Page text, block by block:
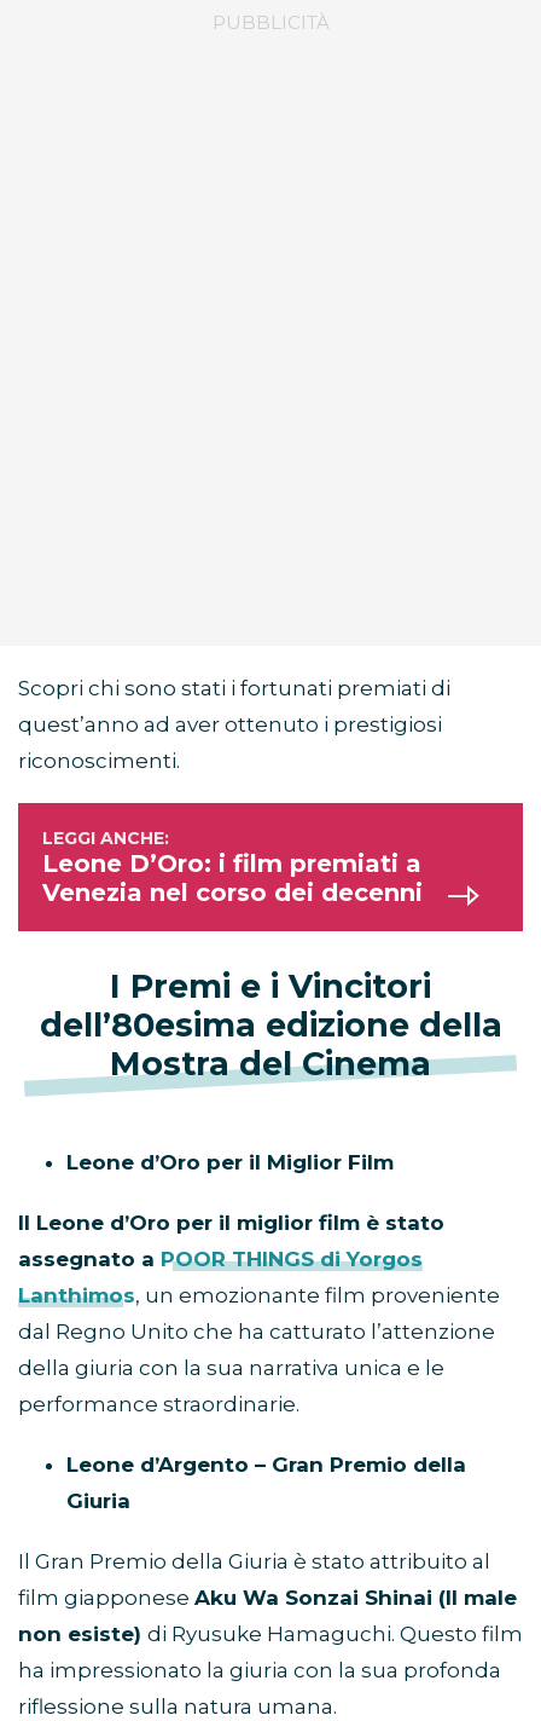
Scopri chi sono stati i fortunati premiati di
quest’anno ad aver ottenuto i prestigiosi
riconoscimenti.
Leone D’Oro: i film premiati a
Venezia nel corso dei decenni
I Premi e i Vincitori
dell’80esima edizione della
Mostra del Cinema
Leone d’Oro per il Miglior Film
Il Leone d’Oro per il miglior film è stato
assegnato a POOR THINGS di Yorgos
Lanthimos, un emozionante film proveniente
dal Regno Unito che ha catturato l’attenzione
della giuria con la sua narrativa unica e le
performance straordinarie.
Leone d’Argento – Gran Premio della
Giuria
Il Gran Premio della Giuria è stato attribuito al
film giapponese Aku Wa Sonzai Shinai (Il male
non esiste) di Ryusuke Hamaguchi. Questo film
ha impressionato la giuria con la sua profonda
riflessione sulla natura umana.